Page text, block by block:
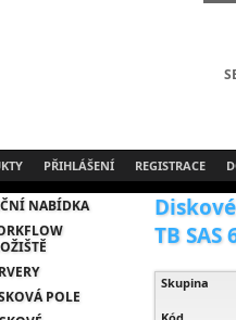
PŘIHLÁŠENÍ REGISTRACE
NABÍDKA
POLE
TB SAS
Skupina